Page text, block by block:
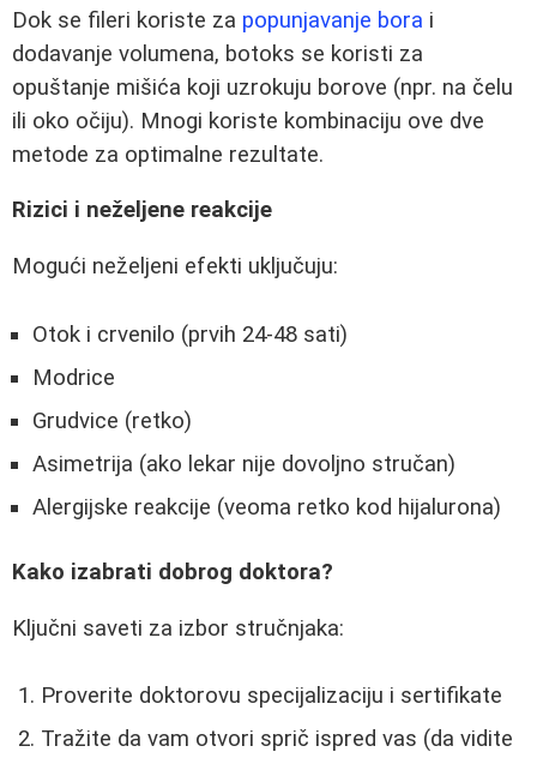
Dok se fileri koriste za popunjavanje bora i
dodavanje volumena, botoks se koristi za
opuštanje mišića koji uzrokuju borove (npr. na čelu
ili oko očiju). Mnogi koriste kombinaciju ove dve
metode za optimalne rezultate.
Rizici i neželjene reakcije
Mogući neželjeni efekti uključuju:
Otok i crvenilo (prvih 24-48 sati)
Modrice
Grudvice (retko)
Asimetrija (ako lekar nije dovoljno stručan)
Alergijske reakcije (veoma retko kod hijalurona)
Kako izabrati dobrog doktora?
Ključni saveti za izbor stručnjaka:
Proverite doktorovu specijalizaciju i sertifikate
Tražite da vam otvori sprič ispred vas (da vidite